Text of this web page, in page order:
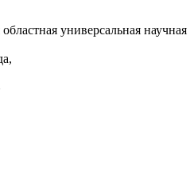
универсальная научная